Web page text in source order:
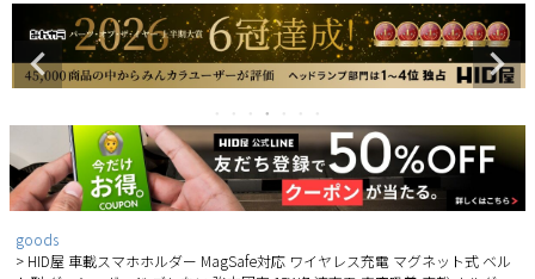
goods
HID屋 車載スマホホルダー MagSafe対応 ワイヤレス充電 マグネット式 ベル